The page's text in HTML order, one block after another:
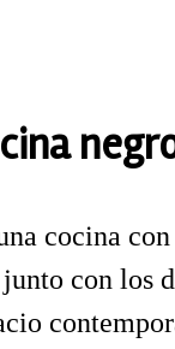
cocina
con los